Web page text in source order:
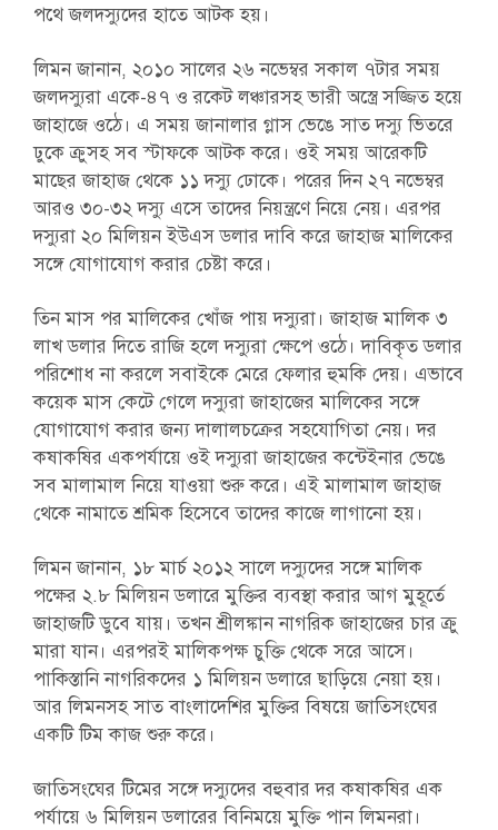
পথে জলদস্যুদের হাতে আটক হয়।
লিমন জানান, ২০১০ সালের ২৬ নভেম্বর সকাল ৭টার সময়
জলদস্যুরা একে-৪৭ ও রকেট লঞ্চারসহ ভারী অস্ত্রে সজ্জিত হয়ে
জাহাজে ওঠে। এ সময় জানালার গ্লাস ভেঙে সাত দস্যু ভিতরে
ঢুকে ক্রুসহ সব স্টাফকে আটক করে। ওই সময় আরেকটি
মাছের জাহাজ থেকে ১১ দস্যু ঢোকে। পরের দিন ২৭ নভেম্বর
আরও ৩০-৩২ দস্যু এসে তাদের নিয়ন্ত্রণে নিয়ে নেয়। এরপর
দস্যুরা ২০ মিলিয়ন ইউএস ডলার দাবি করে জাহাজ মালিকের
সঙ্গে যোগাযোগ করার চেষ্টা করে।
তিন মাস পর মালিকের খোঁজ পায় দস্যুরা। জাহাজ মালিক ৩
লাখ ডলার দিতে রাজি হলে দস্যুরা ক্ষেপে ওঠে। দাবিকৃত ডলার
পরিশোধ না করলে সবাইকে মেরে ফেলার হুমকি দেয়। এভাবে
কয়েক মাস কেটে গেলে দস্যুরা জাহাজের মালিকের সঙ্গে
যোগাযোগ করার জন্য দালালচক্রের সহযোগিতা নেয়। দর
কষাকষির একপর্যায়ে ওই দস্যুরা জাহাজের কন্টেইনার ভেঙে
সব মালামাল নিয়ে যাওয়া শুরু করে। এই মালামাল জাহাজ
থেকে নামাতে শ্রমিক হিসেবে তাদের কাজে লাগানো হয়।
লিমন জানান, ১৮ মার্চ ২০১২ সালে দস্যুদের সঙ্গে মালিক
পক্ষের ২.৮ মিলিয়ন ডলারে মুক্তির ব্যবস্থা করার আগ মুহূর্তে
জাহাজটি ডুবে যায়। তখন শ্রীলঙ্কান নাগরিক জাহাজের চার ক্রু
মারা যান। এরপরই মালিকপক্ষ চুক্তি থেকে সরে আসে।
পাকিস্তানি নাগরিকদের ১ মিলিয়ন ডলারে ছাড়িয়ে নেয়া হয়।
আর লিমনসহ সাত বাংলাদেশির মুক্তির বিষয়ে জাতিসংঘের
একটি টিম কাজ শুরু করে।
জাতিসংঘের টিমের সঙ্গে দস্যুদের বহুবার দর কষাকষির এক
পর্যায়ে ৬ মিলিয়ন ডলারের বিনিময়ে মুক্তি পান লিমনরা।